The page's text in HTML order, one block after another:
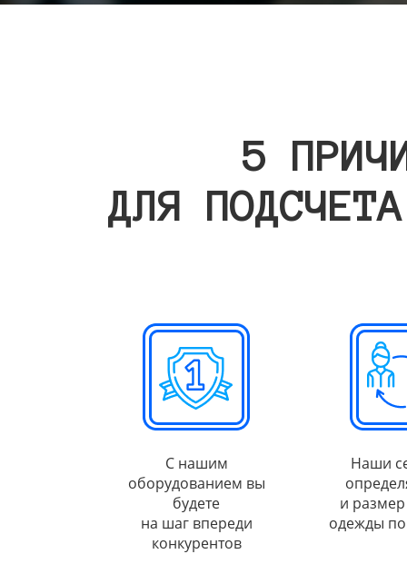
5
ДЛЯ
С нашим
оборудованием вы
будете
на шаг впереди
конкурентов
Наши
и
одежды